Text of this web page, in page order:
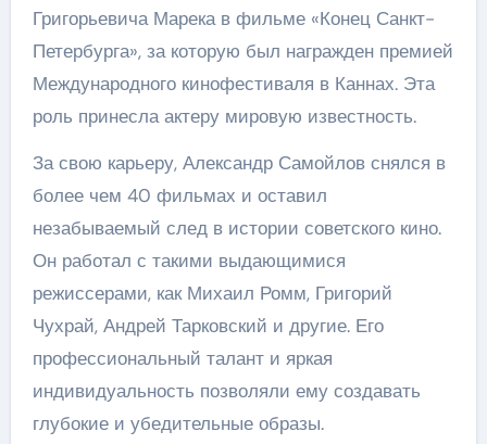
Григорьевича Марека в фильме «Конец Санкт-
Петербурга», за которую был награжден премией
Международного кинофестиваля в Каннах. Эта
роль принесла актеру мировую известность.
За свою карьеру, Александр Самойлов снялся в
более чем 40 фильмах и оставил
незабываемый след в истории советского кино.
Он работал с такими выдающимися
режиссерами, как Михаил Ромм, Григорий
Чухрай, Андрей Тарковский и другие. Его
профессиональный талант и яркая
индивидуальность позволяли ему создавать
глубокие и убедительные образы.